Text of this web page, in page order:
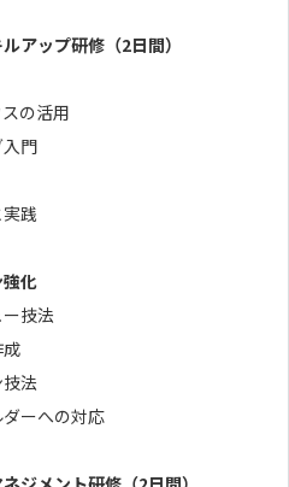
アップ研修（2日間）
の活用
入門
践
化
技法
成
法
ーへの対応